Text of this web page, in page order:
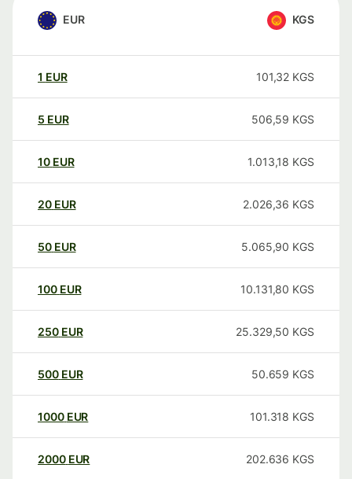
EUR KGS
1 EUR 101,32 KGS
5 EUR 506,59 KGS
10 EUR 1.013,18 KGS
20 EUR 2.026,36 KGS
50 EUR 5.065,90 KGS
100 EUR 10.131,80 KGS
250 EUR 25.329,50 KGS
500 EUR 50.659 KGS
1000 EUR 101.318 KGS
2000 EUR 202.636 KGS